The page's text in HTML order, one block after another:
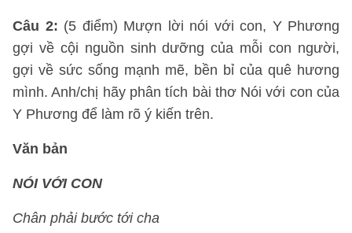
Câu 2: (5 điểm) Mượn lời nói với con, Y Phương
gợi về cội nguồn sinh dưỡng của mỗi con người,
gợi về sức sống mạnh mẽ, bền bỉ của quê hương
mình. Anh/chị hãy phân tích bài thơ Nói với con của
Y Phương để làm rõ ý kiến trên.
Văn bản
NÓI VỚI CON
Chân phải bước tới cha